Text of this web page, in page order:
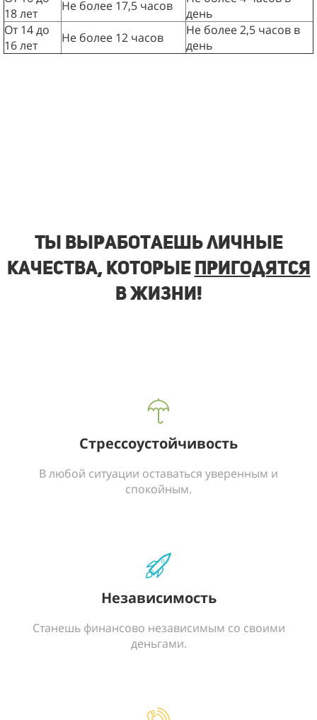
18 лет
Не более 17,5 часов
день
От 14 до
16 лет
Не более 12 часов
Не более 2,5 часов в
день
Ты выработаешь личные
качества, которыепригодятся
в жизни!
Стрессоустойчивость
В любой ситуации оставаться уверенным и
спокойным.
Независимость
Станешь финансово независимым со своими
деньгами.